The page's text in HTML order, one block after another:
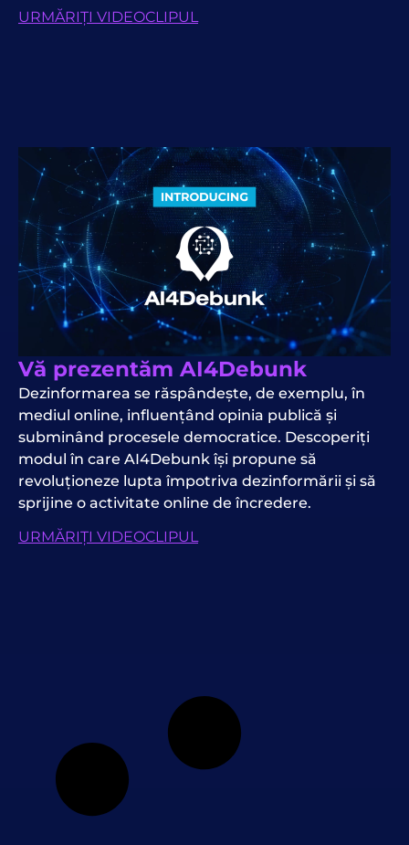
URMĂRIȚI VIDEOCLIPUL
Vă prezentăm AI4Debunk
Dezinformarea se răspândește, de exemplu, în
mediul online, influențând opinia publică și
subminând procesele democratice. Descoperiți
modul în care AI4Debunk își propune să
revoluționeze lupta împotriva dezinformării și să
sprijine o activitate online de încredere.
URMĂRIȚI VIDEOCLIPUL